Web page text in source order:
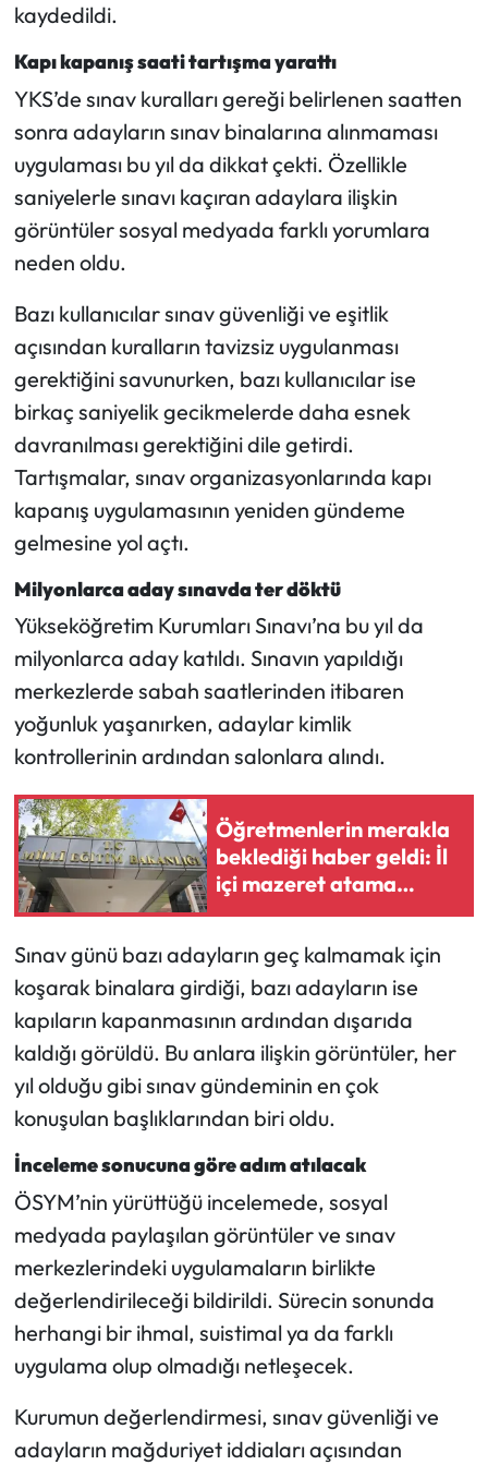
kaydedildi.
Kapı kapanış saati tartışma yarattı
YKS’de sınav kuralları gereği belirlenen saatten
sonra adayların sınav binalarına alınmaması
uygulaması bu yıl da dikkat çekti. Özellikle
saniyelerle sınavı kaçıran adaylara ilişkin
görüntüler sosyal medyada farklı yorumlara
neden oldu.
Bazı kullanıcılar sınav güvenliği ve eşitlik
açısından kuralların tavizsiz uygulanması
gerektiğini savunurken, bazı kullanıcılar ise
birkaç saniyelik gecikmelerde daha esnek
davranılması gerektiğini dile getirdi.
Tartışmalar, sınav organizasyonlarında kapı
kapanış uygulamasının yeniden gündeme
gelmesine yol açtı.
Milyonlarca aday sınavda ter döktü
Yükseköğretim Kurumları Sınavı’na bu yıl da
milyonlarca aday katıldı. Sınavın yapıldığı
merkezlerde sabah saatlerinden itibaren
yoğunluk yaşanırken, adaylar kimlik
kontrollerinin ardından salonlara alındı.
Öğretmenlerin merakla
beklediği haber geldi: İl
içi mazeret atama
sonuçları açıklandı
Sınav günü bazı adayların geç kalmamak için
koşarak binalara girdiği, bazı adayların ise
kapıların kapanmasının ardından dışarıda
kaldığı görüldü. Bu anlara ilişkin görüntüler, her
yıl olduğu gibi sınav gündeminin en çok
konuşulan başlıklarından biri oldu.
İnceleme sonucuna göre adım atılacak
ÖSYM’nin yürüttüğü incelemede, sosyal
medyada paylaşılan görüntüler ve sınav
merkezlerindeki uygulamaların birlikte
değerlendirileceği bildirildi. Sürecin sonunda
herhangi bir ihmal, suistimal ya da farklı
uygulama olup olmadığı netleşecek.
Kurumun değerlendirmesi, sınav güvenliği ve
adayların mağduriyet iddiaları açısından